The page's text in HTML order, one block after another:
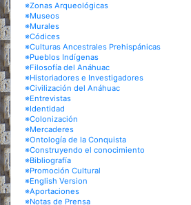
※Zonas Arqueológicas
※Museos
※Murales
※Códices
※Culturas Ancestrales Prehispánicas
※Pueblos Indígenas
※Filosofía del Anáhuac
※Historiadores e Investigadores
※Civilización del Anáhuac
※Entrevistas
※Identidad
※Colonización
※Mercaderes
※Ontología de la Conquista
※Construyendo el conocimiento
※Bibliografía
※Promoción Cultural
※English Version
※Aportaciones
※Notas de Prensa